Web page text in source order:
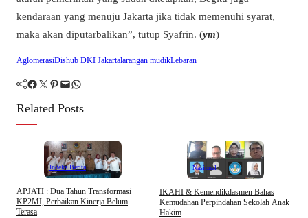
kendaraan yang menuju Jakarta jika tidak memenuhi syarat,
maka akan diputarbalikan”, tutup Syafrin. (ym)
AglomerasiDishub DKI Jakartalarangan mudikLebaran
Facebook Twitter Pinterest Mail WhatsApp
Related Posts
Indeks Berita
APJATI : Dua Tahun Transformasi
KP2MI, Perbaikan Kinerja Belum
Terasa
Nasional
IKAHI & Kemendikdasmen Bahas
Kemudahan Perpindahan Sekolah Anak
Hakim